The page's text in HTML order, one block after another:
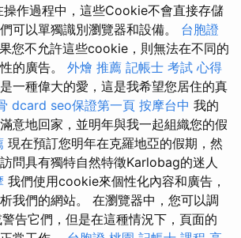
作過程中，這些Cookie不會直接存儲
可以單獨識別瀏覽器和設備。 台胞證
您不允許這些cookie，則無法在不同的
的廣告。 外燴 推薦 記帳士 考試 心得
一種偉大的愛，這是我希望您居住的真
dcard seo保證第一頁 按摩台中 我的
意地回家，並明年與我一起組織您的假
現在預訂您明年在克羅地亞的假期，然
問具有獨特自然特徵Karlobag的迷人
我們使用cookie來個性化內容和廣告，
我們的網站。 在瀏覽器中，您可以調
告它們，但是在這種情況下，頁面的